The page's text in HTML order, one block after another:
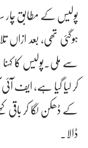
پولیس کے مطابق چار
ہوگئی تھی، بعد
سے ملی۔پولیس کا
کر لیا گیا ہے، ایف
کے ڈھکن لگا کر باقی
ڈالا۔